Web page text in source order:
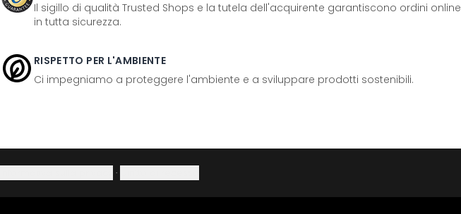
Il sigillo di qualità Trusted Shops e la tutela dell'acquirente garantiscono ordini online
in tutta sicurezza.
RISPETTO PER L'AMBIENTE
Ci impegniamo a proteggere l'ambiente e a sviluppare prodotti sostenibili.
·